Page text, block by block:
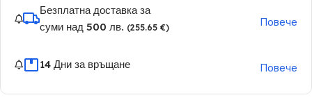
Безплатна доставка за
суми над 500 лв. (255.65 €) Повече
14 Дни за връщане Повече